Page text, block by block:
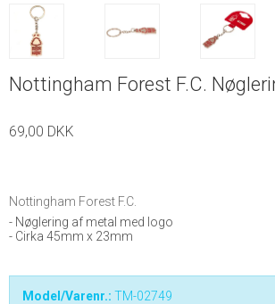
Nottingham Forest F.C.
69,00 DKK
Nottingham Forest F.C.
- Nøglering af metal med logo
- Cirka 45mm x 23mm
Model/Varenr.: TM-02749